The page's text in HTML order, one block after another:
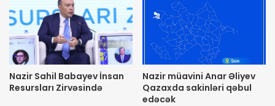
Nazir Sahil Babayev İnsan
Resursları Zirvəsində
Nazir müavini Anar Əliyev
Qazaxda sakinləri qəbul
edəcək